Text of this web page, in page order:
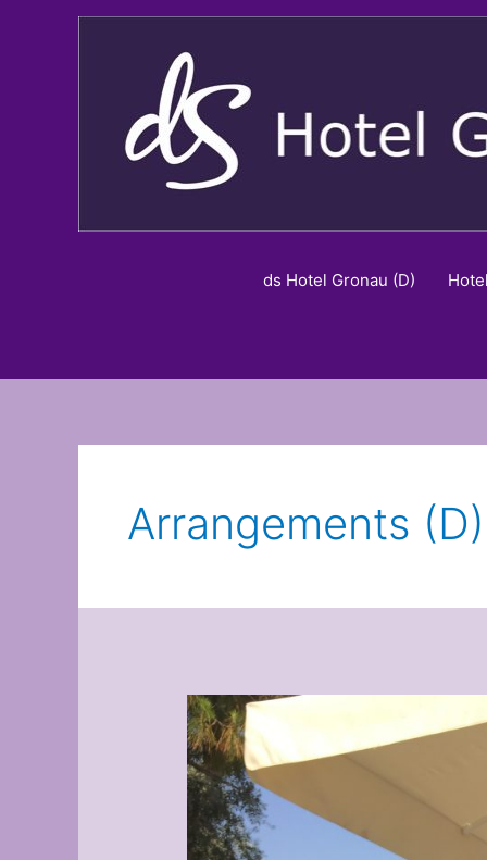
ds Hotel Gronau (D)
Arrangements (D)